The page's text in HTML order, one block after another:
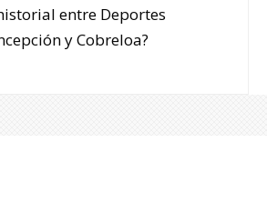
entre Deportes
y Cobreloa?